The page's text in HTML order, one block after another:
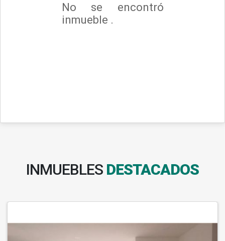
No se encontró
inmueble .
INMUEBLES DESTACADOS